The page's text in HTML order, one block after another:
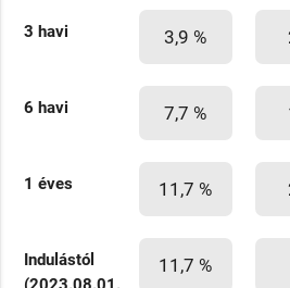
3 havi 3,9 %
6 havi 7,7 %
1 éves 11,7 %
Indulástól
11,7 %